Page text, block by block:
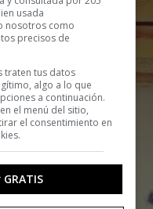
usada
nosotros como
precisos de
traten tus datos
algo a lo que
a continuación.
el menú del sitio,
el consentimiento en